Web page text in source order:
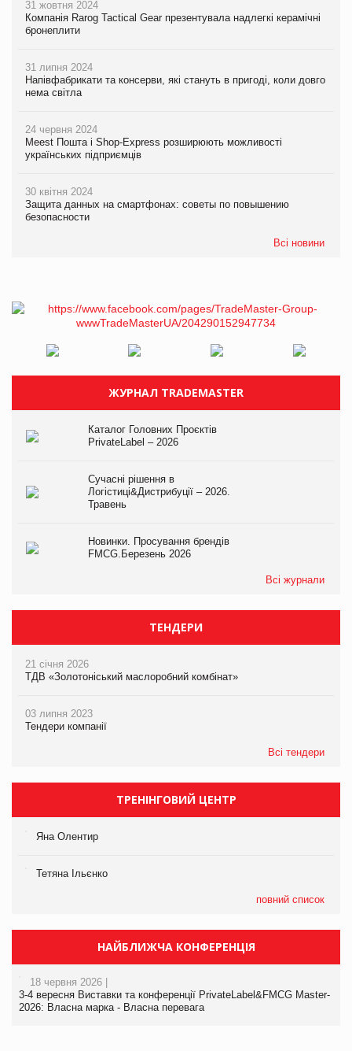
31 жовтня 2024
Компанія Rarog Tactical Gear презентувала надлегкі керамічні
бронеплити
31 липня 2024
Напівфабрикати та консерви, які стануть в пригоді, коли довго
нема світла
24 червня 2024
Meest Пошта і Shop-Express розширюють можливості
українських підприємців
30 квітня 2024
Защита данных на смартфонах: советы по повышению
безопасности
Всі новини
ЖУРНАЛ TRADEMASTER
Каталог Головних Проєктів
PrivateLabel – 2026
Сучасні рішення в
Логістиці&Дистрибуції – 2026.
Травень
Новинки. Просування брендів
FMCG.Березень 2026
Всі журнали
ТЕНДЕРИ
21 січня 2026
ТДВ «Золотоніський маслоробний комбінат»
03 липня 2023
Тендери компанії
Всі тендери
ТРЕНІНГОВИЙ ЦЕНТР
Яна Олентир
Тетяна Ільєнко
повний список
НАЙБЛИЖЧА КОНФЕРЕНЦІЯ
18 червня 2026 |
3-4 вересня Виставки та конференції PrivateLabel&FMCG Master-
2026: Власна марка - Власна перевага